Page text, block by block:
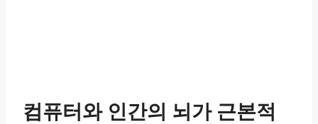
컴퓨터와 인간의 뇌가 근본적